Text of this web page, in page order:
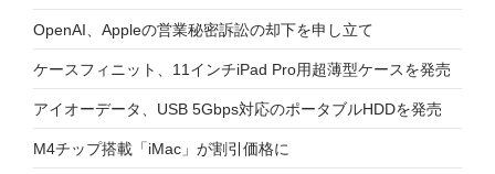
OpenAI、Appleの営業秘密訴訟の却下を申し立て
ケースフィニット、11インチiPad Pro用超薄型ケースを発売
アイオーデータ、USB 5Gbps対応のポータブルHDDを発売
M4チップ搭載「iMac」が割引価格に